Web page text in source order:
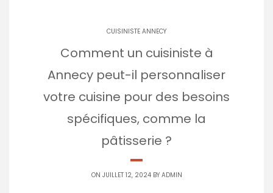
CUISINISTE ANNECY
Comment un cuisiniste à
Annecy peut-il personnaliser
votre cuisine pour des besoins
spécifiques, comme la
pâtisserie ?
ON JUILLET 12, 2024 BY ADMIN